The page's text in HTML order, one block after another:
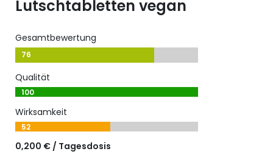
Lutschtabletten vegan
Gesamtbewertung
76
Qualität
100
Wirksamkeit
52
0,200 € / Tagesdosis